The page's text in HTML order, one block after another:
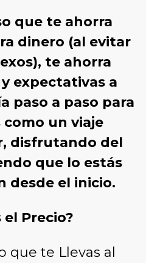
que te ahorra
dinero (al evitar
te ahorra
expectativas a
paso a paso para
como un viaje
disfrutando del
que lo estás
desde el inicio.
el Precio?
que te Llevas al